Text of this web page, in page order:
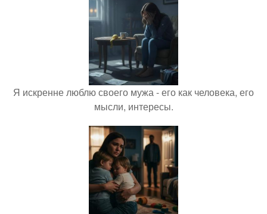
Я искренне люблю своего мужа - его как человека, его
мысли, интересы.